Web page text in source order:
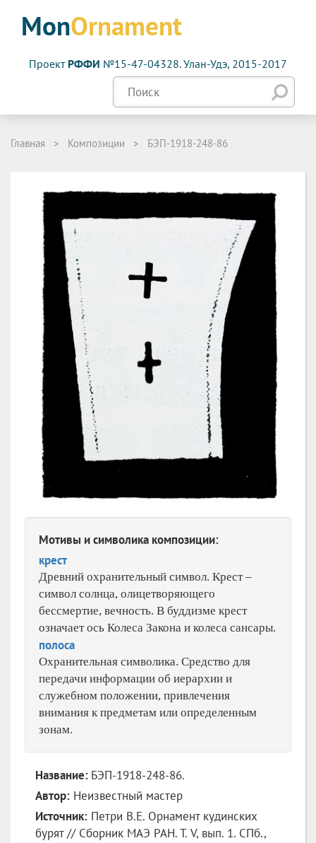
MonOrnament
Проект РФФИ №15-47-04328. Улан-Удэ, 2015-2017
Главная > Композиции > БЭП-1918-248-86
Мотивы и символика композиции:
крест
Древний охранительный символ. Крест –
символ солнца, олицетворяющего
бессмертие, вечность. В буддизме крест
означает ось Колеса Закона и колеса сансары.
полоса
Охранительная символика. Средство для
передачи информации об иерархии и
служебном положении, привлечения
внимания к предметам или определенным
зонам.
Название: БЭП-1918-248-86.
Автор: Неизвестный мастер
Источник: Петри B.E. Орнамент кудинских
бурят // Сборник МАЭ РАН. Т. V, вып. 1. СПб.,